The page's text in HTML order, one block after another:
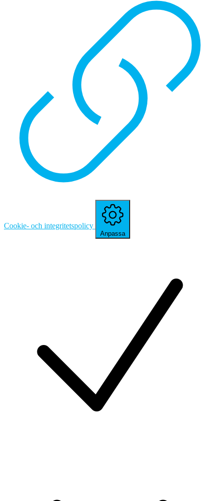
Cookie- och integritetspolicy
Anpassa